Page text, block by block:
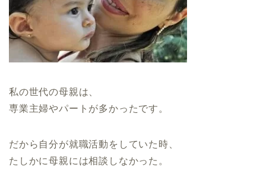
私の世代の母親は、
専業主婦やパートが多かったです。
だから自分が就職活動をしていた時、
たしかに母親には相談しなかった。